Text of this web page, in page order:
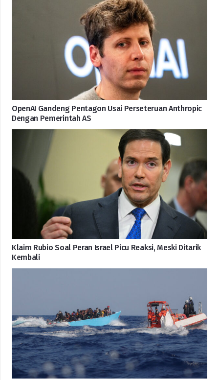
OpenAI Gandeng Pentagon Usai Perseteruan Anthropic
Dengan Pemerintah AS
Klaim Rubio Soal Peran Israel Picu Reaksi, Meski Ditarik
Kembali